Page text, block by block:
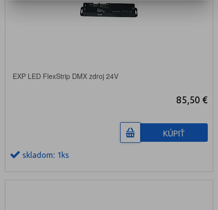
EXP LED FlexStrip DMX zdroj 24V
85,50 €
KÚPIŤ
skladom: 1ks